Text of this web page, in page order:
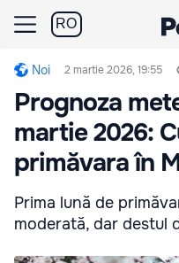
RO
Noi 2 martie 2026, 19:55
Prognoza
martie 2026:
primăvara în
Prima lună de
moderată, dar destul